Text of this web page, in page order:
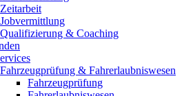
Zeitarbeit
Jobvermittlung
Qualifizierung & Coaching
Fahrzeugprüfung & Fahrerlaubniswesen
Fahrzeugprüfung